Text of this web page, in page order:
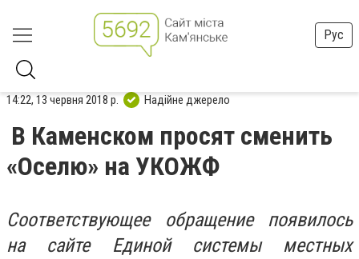
Рус
14:22, 13 червня 2018 р. Надійне джерело
В Каменском просят сменить
«Оселю» на УКОЖФ
Соответствующее обращение появилось
на сайте Единой системы местных